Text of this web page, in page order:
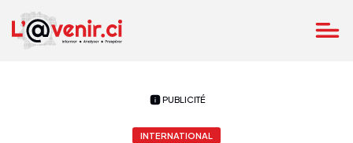
PUBLICITÉ
INTERNATIONAL